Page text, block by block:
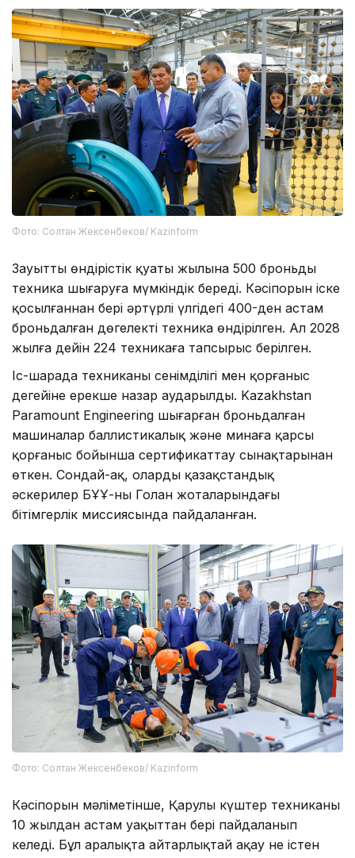
Фото: Солтан Жексенбеков/ Kazinform
Зауыттың өндірістік қуаты жылына 500 броньды
техника шығаруға мүмкіндік береді. Кәсіпорын іске
қосылғаннан бері әртүрлі үлгідегі 400-ден астам
броньдалған дөңгелекті техника өндірілген. Ал 2028
жылға дейін 224 техникаға тапсырыс берілген.
Іс-шарада техниканың сенімділігі мен қорғаныс
деңгейіне ерекше назар аударылды. Kazakhstan
Paramount Engineering шығарған броньдалған
машиналар баллистикалық және минаға қарсы
қорғаныс бойынша сертификаттау сынақтарынан
өткен. Сондай-ақ, оларды қазақстандық
әскерилер БҰҰ-ның Голан жоталарындағы
бітімгерлік миссиясында пайдаланған.
Фото: Солтан Жексенбеков/ Kazinform
Кәсіпорын мәліметінше, Қарулы күштер техниканы
10 жылдан астам уақыттан бері пайдаланып
келеді. Бұл аралықта айтарлықтай ақау не істен